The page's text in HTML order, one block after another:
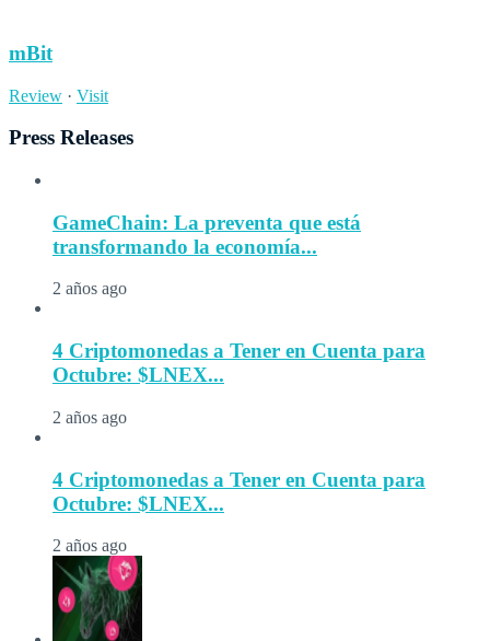
mBit
Review · Visit
Press Releases
GameChain: La preventa que está
transformando la economía...
2 años ago
4 Criptomonedas a Tener en Cuenta para
Octubre: $LNEX...
2 años ago
4 Criptomonedas a Tener en Cuenta para
Octubre: $LNEX...
2 años ago